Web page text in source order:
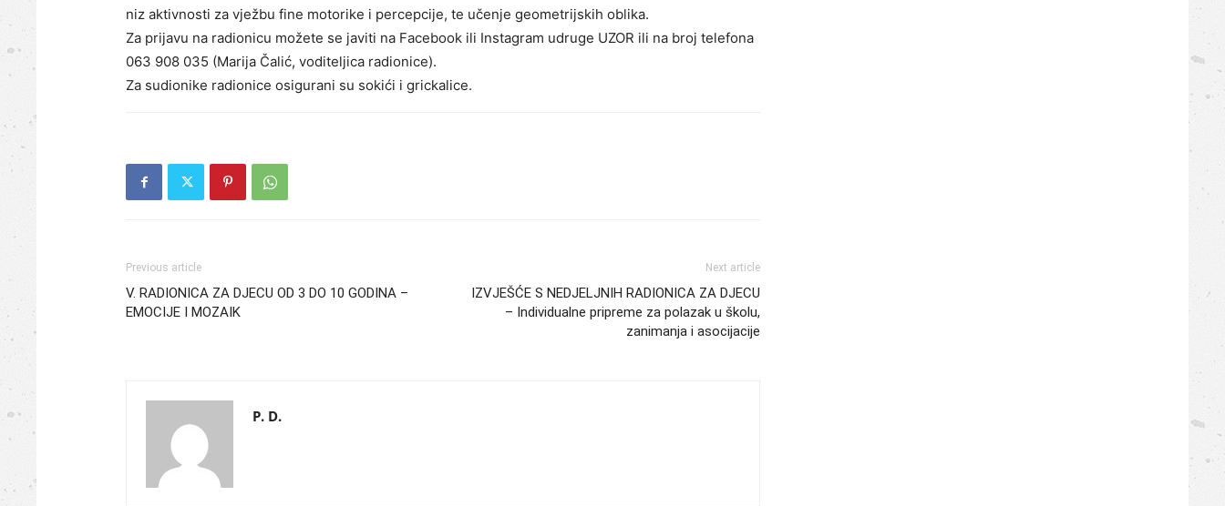
niz aktivnosti za vježbu fine motorike i percepcije, te učenje geometrijskih oblika.
Za prijavu na radionicu možete se javiti na Facebook ili Instagram udruge UZOR ili na broj telefona
063 908 035 (Marija Čalić, voditeljica radionice).
Za sudionike radionice osigurani su sokići i grickalice.
Previous article
V. RADIONICA ZA DJECU OD 3 DO 10 GODINA –
EMOCIJE I MOZAIK
Next article
IZVJEŠĆE S NEDJELJNIH RADIONICA ZA DJECU
– Individualne pripreme za polazak u školu,
zanimanja i asocijacije
P. D.